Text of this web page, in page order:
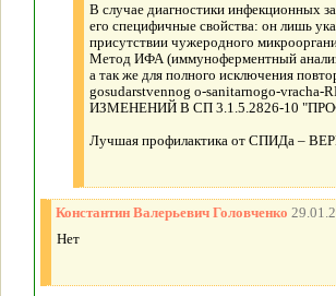
В случае диагностики инфекционных
его специфичные свойства: он лишь
присутствии чужеродного
Метод ИФА (иммуноферментный анализ)
а так же для полного исключения
gosudarstvennog o-sanitarnogo-
ИЗМЕНЕНИЙ В СП 3.1.5.2826-10
Лучшая профилактика от СПИДа –
Константин Валерьевич Головченко
Нет